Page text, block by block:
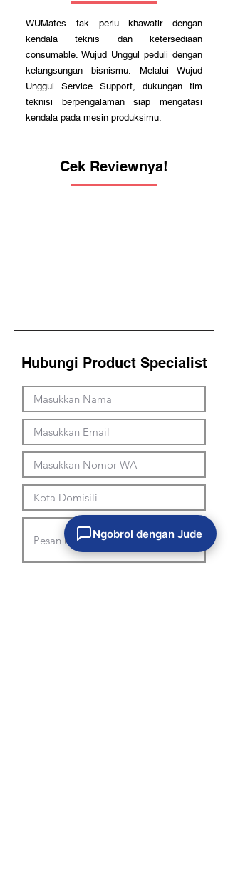
WUMates tak perlu khawatir dengan
kendala teknis dan ketersediaan
consumable. Wujud Unggul peduli dengan
kelangsungan bisnismu. Melalui Wujud
Unggul Service Support, dukungan tim
teknisi berpengalaman siap mengatasi
kendala pada mesin produksimu.
Cek Reviewnya!
Hubungi Product Specialist
Ngobrol dengan Jude